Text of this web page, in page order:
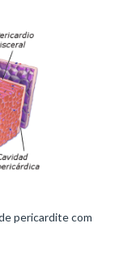
pericardite com